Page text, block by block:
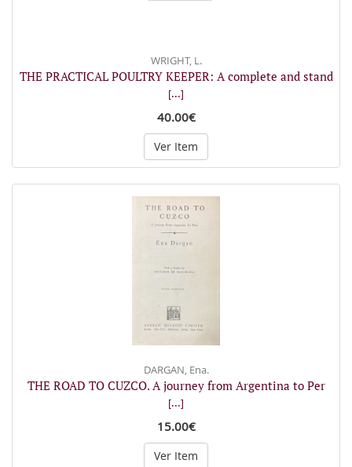
WRIGHT, L.
THE PRACTICAL POULTRY KEEPER: A complete and stand
[...]
40.00€
Ver Item
DARGAN, Ena.
THE ROAD TO CUZCO. A journey from Argentina to Per
[...]
15.00€
Ver Item